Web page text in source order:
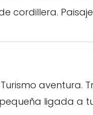
cordillera.
aventura.
ligada a